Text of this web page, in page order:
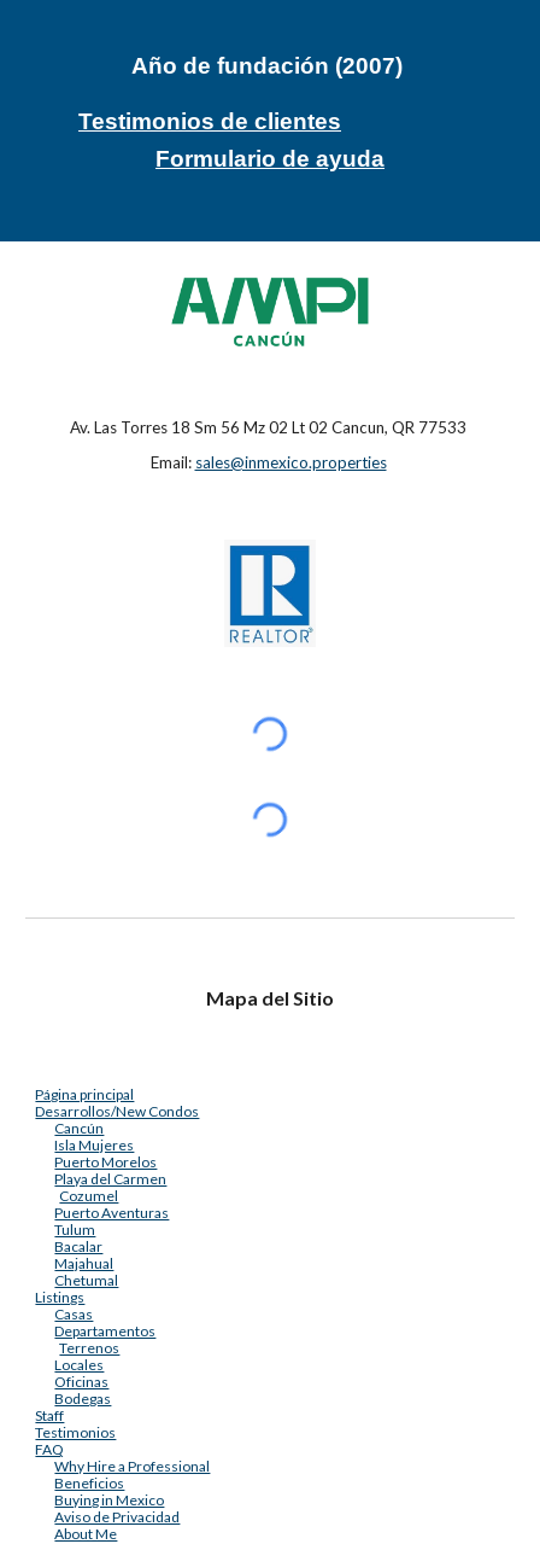
Año de fundación (2007)
Testimonios de clientes
Formulario de ayuda
Av. Las Torres 18 Sm 56 Mz 02 Lt 02 Cancun, QR 77533
Email: sales@inmexico.properties
Mapa del Sitio
Página principal
Desarrollos/New Condos
Cancún
Isla Mujeres
Puerto Morelos
Playa del Carmen
Cozumel
Puerto Aventuras
Tulum
Bacalar
Majahual
Chetumal
Listings
Casas
Departamentos
Terrenos
Locales
Oficinas
Bodegas
Staff
Testimonios
FAQ
Why Hire a Professional
Beneficios
Buying in Mexico
Aviso de Privacidad
About Me